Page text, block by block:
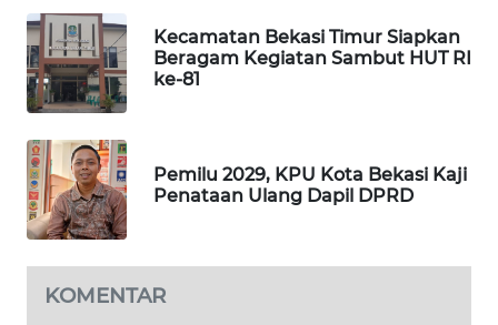
Kecamatan Bekasi Timur Siapkan
Beragam Kegiatan Sambut HUT RI
ke-81
Pemilu 2029, KPU Kota Bekasi Kaji
Penataan Ulang Dapil DPRD
KOMENTAR
NEWS
METRO
JAKARTA
NEWS
KRT
NEWS